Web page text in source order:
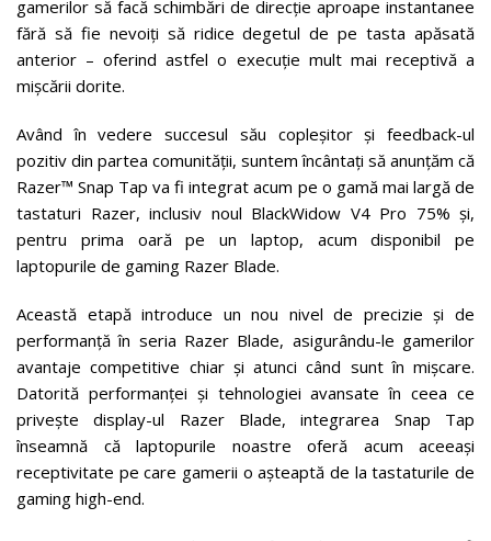
gamerilor să facă schimbări de direcție aproape instantanee
fără să fie nevoiți să ridice degetul de pe tasta apăsată
anterior – oferind astfel o execuție mult mai receptivă a
mișcării dorite.
Având în vedere succesul său copleșitor și feedback-ul
pozitiv din partea comunității, suntem încântați să anunțăm că
Razer™ Snap Tap va fi integrat acum pe o gamă mai largă de
tastaturi Razer, inclusiv noul BlackWidow V4 Pro 75% și,
pentru prima oară pe un laptop, acum disponibil pe
laptopurile de gaming Razer Blade.
Această etapă introduce un nou nivel de precizie și de
performanță în seria Razer Blade, asigurându-le gamerilor
avantaje competitive chiar și atunci când sunt în mișcare.
Datorită performanței și tehnologiei avansate în ceea ce
privește display-ul Razer Blade, integrarea Snap Tap
înseamnă că laptopurile noastre oferă acum aceeași
receptivitate pe care gamerii o așteaptă de la tastaturile de
gaming high-end.